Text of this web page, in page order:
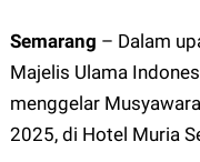
Semarang – Dalam
Majelis Ulama
menggelar
2025, di Hotel Muria